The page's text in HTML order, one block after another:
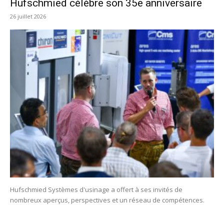
Hufschmied célèbre son 35e anniversaire
26 juillet 2026
Hufschmied Systèmes d'usinage a offert à ses invités de
nombreux aperçus, perspectives et un réseau de compétences.